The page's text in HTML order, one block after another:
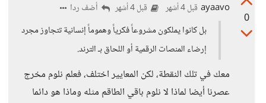
0
ayaavo قبل 4 أشهر قبل 4 أشهر
أضف ردا
بل كانوا يملكون مشروعاً فكرياً وهموماً إنسانية تتجاوز مجرد
إرضاء المنصات الرقمية أو اللحاق بـ الترند.
معك في تلك النقطة، لكن المعايير اختلف، فعلم نلوم مخرج
عصرنا أيضا لماذا لا نلوم باقي الطاقم مثله وماذا هو دائما